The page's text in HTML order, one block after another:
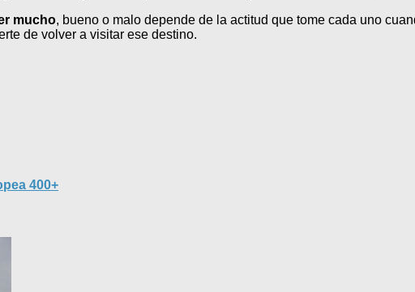
mucho, bueno o malo depende de la actitud que tome cada uno
de volver a visitar ese destino.
400+